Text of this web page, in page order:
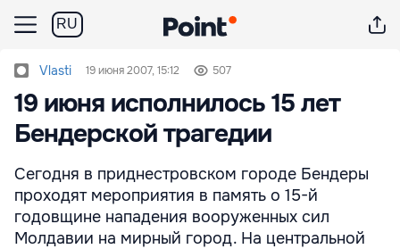
RU
Vlasti 19 июня 2007, 15:12 507
19 июня исполнилось 15 лет
Бендерской трагедии
Сегодня в приднестровском городе Бендеры
проходят мероприятия в память о 15-й
годовщине нападения вооруженных сил
Молдавии на мирный город. На центральной